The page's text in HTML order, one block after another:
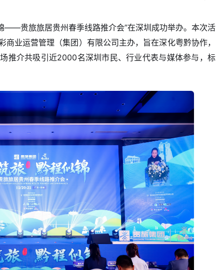
——贵旅旅居贵州春季线路推介会”在深圳成功举办。本次活
业运营管理（集团）有限公司主办，旨在深化粤黔协作，
推介共吸引近2000名深圳市民、行业代表与媒体参与，标